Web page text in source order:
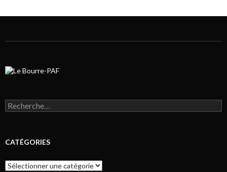
Rechercher :
CATÉGORIES
Catégories